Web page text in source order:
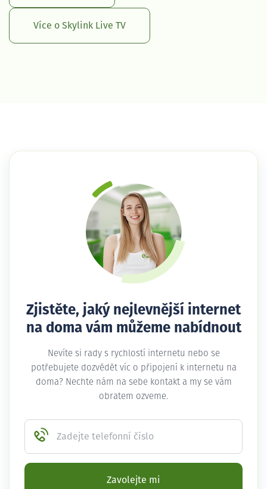
Více o Skylink Live TV
Zjistěte, jaký nejlevnější internet
na doma vám můžeme nabídnout
Nevíte si rady s rychlostí internetu nebo se
potřebujete dozvědět víc o připojení k internetu na
doma? Nechte nám na sebe kontakt a my se vám
obratem ozveme.
Zadejte telefonní číslo
Zavolejte mi